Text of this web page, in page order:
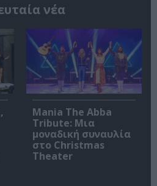
νέα
Mania The Abba
Tribute: Μια
μοναδική συναυλία
στο Christmas
Theater